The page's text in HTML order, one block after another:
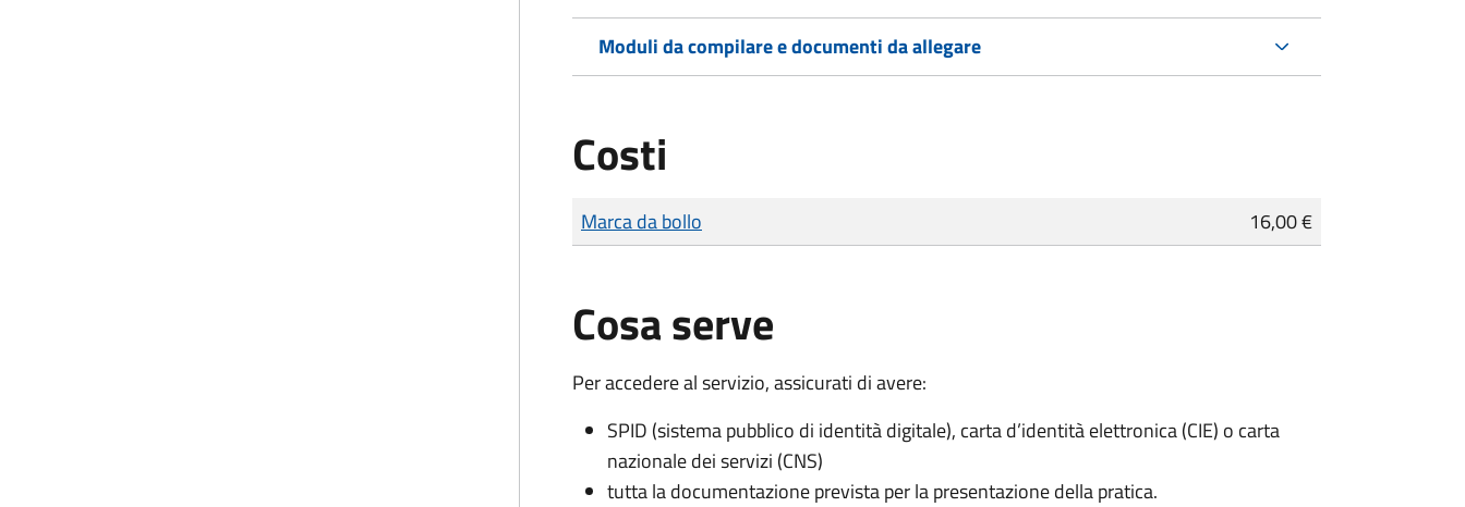
Moduli da compilare e documenti da allegare
Costi
Tipo di pagamento
Importo
Marca da bollo 16,00 €
Cosa serve
Per accedere al servizio, assicurati di avere:
SPID (sistema pubblico di identità digitale), carta d’identità elettronica (CIE) o carta
nazionale dei servizi (CNS)
tutta la documentazione prevista per la presentazione della pratica.